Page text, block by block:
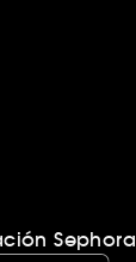
Sephora